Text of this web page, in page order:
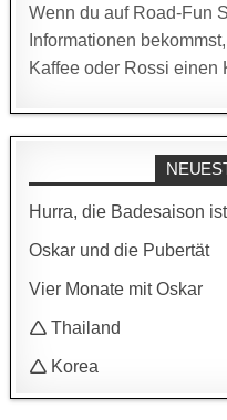
Wenn du auf Road-Fun
Informationen
Kaffee oder Rossi einen
Hurra, die Badesaison
Oskar und die Pubertät
Vier Monate mit Oskar
🛆 Thailand
🛆 Korea